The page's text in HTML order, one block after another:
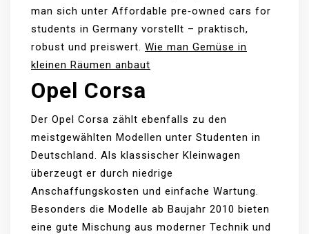
man sich unter Affordable pre‑owned cars for
students in Germany vorstellt – praktisch,
robust und preiswert. Wie man Gemüse in
kleinen Räumen anbaut
Opel Corsa
Der Opel Corsa zählt ebenfalls zu den
meistgewählten Modellen unter Studenten in
Deutschland. Als klassischer Kleinwagen
überzeugt er durch niedrige
Anschaffungskosten und einfache Wartung.
Besonders die Modelle ab Baujahr 2010 bieten
eine gute Mischung aus moderner Technik und